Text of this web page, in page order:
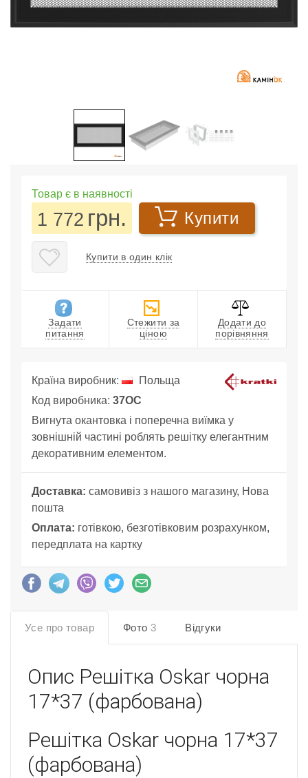
Товар є в наявності
1 772 грн. Купити
Купити в один клік
Задати
питання
Стежити за
ціною
Додати до
порівняння
Країна виробник:
Польща
Код виробника: 37OC
Вигнута окантовка і поперечна виїмка у
зовнішній частині роблять решітку елегантним
декоративним елементом.
Доставка: самовивіз з нашого магазину, Нова
пошта
Оплата: готівкою, безготівковим розрахунком,
передплата на картку
Усе про товар Фото 3 Відгуки
Опис Решітка Oskar чорна
17*37 (фарбована)
Решітка Oskar чорна 17*37
(фарбована)